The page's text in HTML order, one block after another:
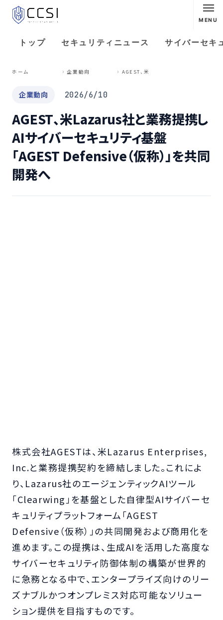
MENU
トップ セキュリティニュース サイバーセキ
ホーム 企業動向
企業動向 2026/6/10
AGEST、米Lazarus社と業務提携し
AIサイバーセキュリティ基盤
「AGEST Defensive（仮称）」を共同
開発へ
株式会社AGESTは、米Lazarus Enterprises,
Inc.と業務提携契約を締結しました。これによ
り、Lazarus社のエージェンティックAIツール
「Clearwing」を基盤とした自律型AIサイバーセ
キュリティプラットフォーム「AGEST
Defensive（仮称）」の共同開発および商用化を
進めます。この提携は、生成AIを活用した高度な
サイバーセキュリティ防御体制の構築が世界的
に急務となる中で、エンタープライズ向けのリー
ズナブルかつオンプレミス対応可能なソリュー
ション提供を目指すものです。